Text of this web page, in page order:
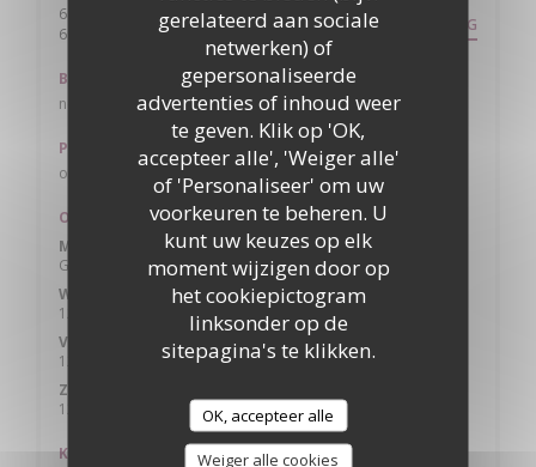
gerelateerd aan sociale
netwerken) of
gepersonaliseerde
advertenties of inhoud weer
te geven. Klik op 'OK,
accepteer alle', 'Weiger alle'
of 'Personaliseer' om uw
voorkeuren te beheren. U
kunt uw keuzes op elk
moment wijzigen door op
het cookiepictogram
linksonder op de
sitepagina's te klikken.
OK, accepteer alle
Weiger alle cookies
64 petite rue du marché
69620 Oingt
((opent in een nieuw venster))ROUTEBESCHRIJVING
Bus
non
Parkeren
oui plusieurs
Openingstijden
Maa
Gesloten
Woe
12:00 - 14:00
18:30 - 20:45
Vri
12:00 - 14:00
18:30 - 21:00
Zondag
12:00 - 15:00
Keuken